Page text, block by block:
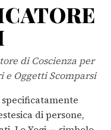
di Coscienza per
e Oggetti Scomparsi
di persone,